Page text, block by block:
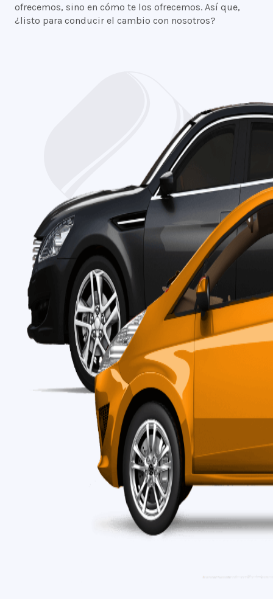
ofrecemos, sino en cómo te los ofrecemos. Así que,
¿listo para conducir el cambio con nosotros?